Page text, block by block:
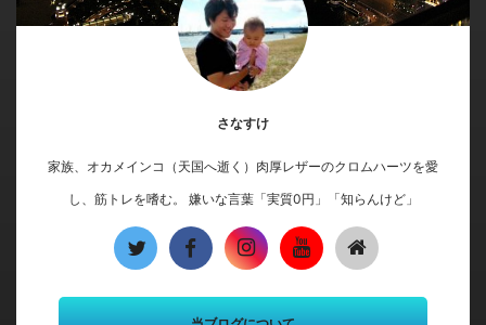
さなすけ
家族、オカメインコ（天国へ逝く）肉厚レザーのクロムハーツを愛
し、筋トレを嗜む。 嫌いな言葉「実質0円」「知らんけど」